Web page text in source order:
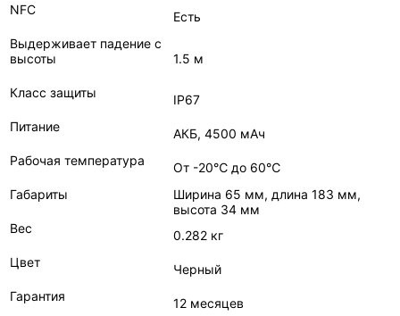
NFC
Есть
Выдерживает падение с
высоты
1.5 м
Класс защиты
IP67
Питание
АКБ, 4500 мАч
Рабочая температура
От -20℃ до 60℃
Габариты
Ширина 65 мм, длина 183 мм,
высота 34 мм
Вес
0.282 кг
Цвет
Черный
Гарантия
12 месяцев